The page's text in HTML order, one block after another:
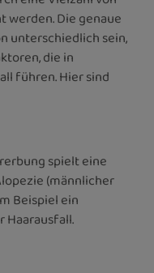
werden. Die genaue
unterschiedlich sein,
die in
führen. Hier sind
spielt eine
(männlicher
Beispiel ein
Haarausfall.